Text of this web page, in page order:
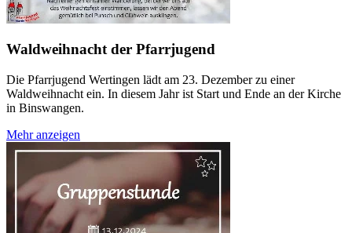
Waldweihnacht der Pfarrjugend
Die Pfarrjugend Wertingen lädt am 23. Dezember zu einer
Waldweihnacht ein. In diesem Jahr ist Start und Ende an der Kirche
in Binswangen.
Mehr anzeigen